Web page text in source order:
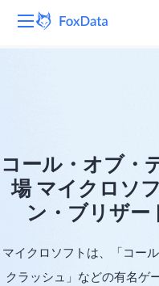
リソース
会社
コール・オブ・
場 マイクロソ
ン・ブリザー
マイクロソフトは、「コー
クラッシュ」などの有名ゲ